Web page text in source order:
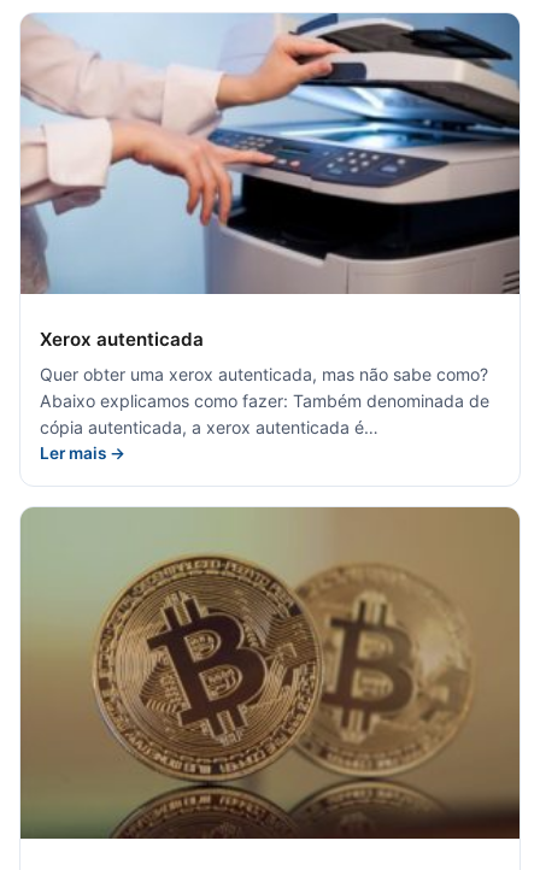
Xerox autenticada
Quer obter uma xerox autenticada, mas não sabe como?
Abaixo explicamos como fazer: Também denominada de
cópia autenticada, a xerox autenticada é…
Ler mais →